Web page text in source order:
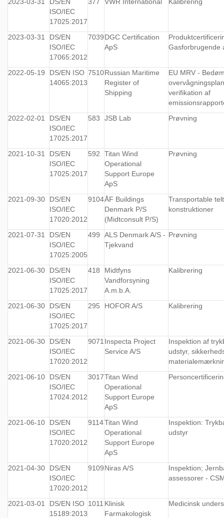
ISO/IEC
17025:2017
2023-03-31
DS/EN
ISO/IEC
17065:2012
7039DGC Certification
ApS
Gasforbrugende
2022-05-19
DS/EN ISO
14065:2013
7510Russian Maritime
Register of
Shipping
EU MRV -
verifikation af
2022-02-01
DS/EN
ISO/IEC
17025:2017
583 JSB Lab Prøvning
2021-10-31
DS/EN
ISO/IEC
17025:2017
592
Titan Wind
Operational
Support Europe
ApS
Prøvning
2021-09-30
DS/EN
ISO/IEC
17020:2012
9104ÅF Buildings
Denmark P/S
(Midtconsult P/S)
Transportable
konstruktioner
2021-07-31
DS/EN
ISO/IEC
17025:2005
499
ALS Denmark A/S -
Tjekvand
Prøvning
2021-06-30
DS/EN
ISO/IEC
17025:2017
418
Midtfyns
Vandforsyning
A.m.b.A.
Kalibrering
2021-06-30
DS/EN
ISO/IEC
17025:2017
295 HOFOR A/S Kalibrering
2021-06-30
DS/EN
ISO/IEC
17020:2012
9071 Inspecta Project
Service A/S
Inspektion af
udstyr,
2021-06-10
DS/EN
ISO/IEC
17024:2012
3017Titan Wind
Operational
Support Europe
ApS
2021-06-10
DS/EN
ISO/IEC
17020:2012
9114Titan Wind
Operational
Support Europe
ApS
Inspektion:
udstyr
2021-04-30
DS/EN
ISO/IEC
17020:2012
9109Niras A/S
Inspektion;
assessorer -
2021-03-01
DS/EN ISO
15189:2013
1011 Klinisk
Farmakologisk
Medicinsk